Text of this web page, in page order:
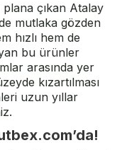
plana çıkan Atalay
mutlaka gözden
hızlı hem de
bu ürünler
arasında yer
kızartılması
uzun yıllar